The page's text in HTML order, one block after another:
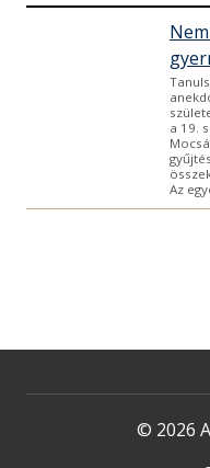
a 19.
Az
© 2026